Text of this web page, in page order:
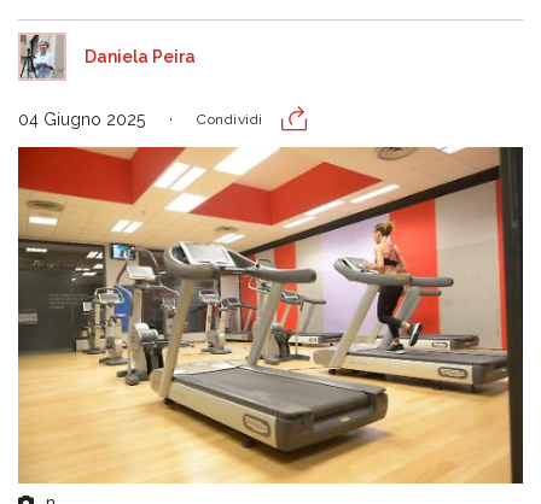
Daniela Peira
04 Giugno 2025 Condividi